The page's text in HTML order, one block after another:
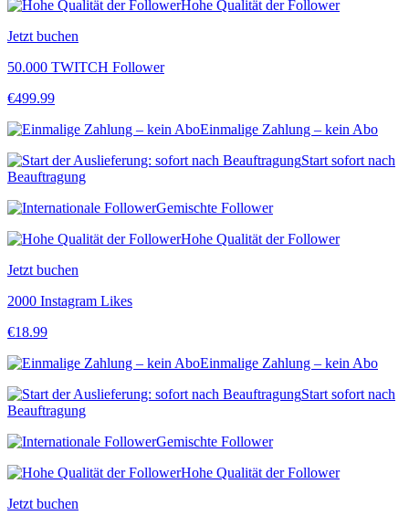
Hohe Qualität der Follower
Jetzt buchen
50.000 TWITCH Follower
€499.99
Einmalige Zahlung – kein Abo
Start sofort nach
Beauftragung
Gemischte Follower
Hohe Qualität der Follower
Jetzt buchen
2000 Instagram Likes
€18.99
Einmalige Zahlung – kein Abo
Start sofort nach
Beauftragung
Gemischte Follower
Hohe Qualität der Follower
Jetzt buchen